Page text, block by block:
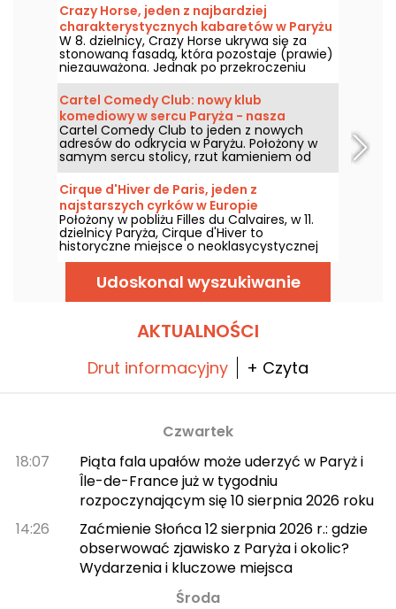
Crazy Horse, jeden z najbardziej
charakterystycznych kabaretów w Paryżu
W 8. dzielnicy, Crazy Horse ukrywa się za
stonowaną fasadą, która pozostaje (prawie)
niezauważona. Jednak po przekroczeniu
drzwi wejściowych zostaniesz przeniesiony
do zupełnie innej atmosfery, biorąc udział w
cudownym pokazie obejmującym taniec,
występy i oświetlony wystrój.
Cartel Comedy Club: nowy klub
komediowy w sercu Paryża - nasza
recenzja
Cartel Comedy Club to jeden z nowych
adresów do odkrycia w Paryżu. Położony w
samym sercu stolicy, rzut kamieniem od
Hôtel de Ville, Cartel Comedy Club to także
bar i restauracja. Wypróbowaliśmy go i
wydaliśmy nasz werdykt!
Cirque d'Hiver de Paris, jeden z
najstarszych cyrków w Europie
Położony w pobliżu Filles du Calvaires, w 11.
dzielnicy Paryża, Cirque d'Hiver to
historyczne miejsce o neoklasycystycznej
architekturze. Jeden z najstarszych stałych
cyrków w Europie, nadal prezentuje sztukę
cyrkową ku uciesze rodzin.
Udoskonal wyszukiwanie
AKTUALNOŚCI
Drut informacyjny + Czyta
Czwartek
18:07
Piąta fala upałów może uderzyć w Paryż i
Île-de-France już w tygodniu
rozpoczynającym się 10 sierpnia 2026 roku
14:26
Zaćmienie Słońca 12 sierpnia 2026 r.: gdzie
obserwować zjawisko z Paryża i okolic?
Wydarzenia i kluczowe miejsca
Środa